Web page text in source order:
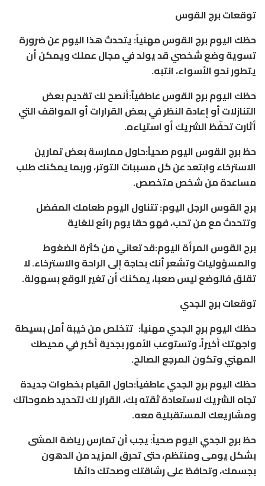
توقعات برج القوس
حظك اليوم برج القوس مهنياً: يتحدث هذا اليوم عن ضرورة
تسوية وضع شخصي قد يولد في مجال عملك ويمكن أن
يتطور نحو الأسواء، انتبه.
حظك اليوم برج القوس عاطفياً:أنصح لك تقديم بعض
التنازلات أو إعادة النظر في بعض القرارات أو المواقف التي
أثارت تحفّظ الشريك أو استياءه.
حظ برج القوس اليوم صحياً:حاول ممارسة بعض تمارين
الاسترخاء وابتعد عن كل مسببات التوتر، وربما يمكنك طلب
مساعدة من شخص متخصص.
برج القوس الرجل اليوم: تتناول اليوم طعامك المفضل
وتتحدث مع من تحب، فهو حقا يوم رائع للغاية
برج القوس المرأة اليوم:قد تعاني من كثرة الضغوط
والمسؤوليات وتشعر أنك بحاجة إلى الراحة والاسترخاء. لا
تقلق فالوضع ليس صعبا، يمكنك أن تغير الوقع بسهولة.
توقعات برج الجدي
حظك اليوم برج الجدي مهنياً: تتخلص من خيبة أمل بسيطة
واجهتك أخيراً، وتستوعب الأمور بجدية أكبر في محيطك
المهني وتكون المرجع الصالح.
حظك اليوم برج الجدي عاطفياً:حاول القيام بخطوات جديدة
تجاه الشريك لاستعادة ثقته بك، القرار لك لتحديد طموحاتك
ومشاريعك المستقبلية معه.
حظ برج الجدي اليوم صحياً: يجب أن تمارس رياضة المشى
بشكل يومى ومنتظم، حتى تحرق المزيد من الدهون
بجسمك، وتحافظ على رشاقتك وصحتك دائمًا